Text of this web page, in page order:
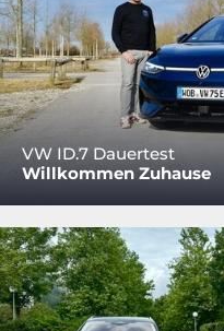
VW ID.7 Dauertest
Willkommen Zuhause